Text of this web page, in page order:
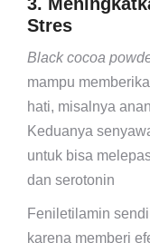
Stres
Black cocoa
mampu
hati, misalnya
Keduanya
untuk bisa
dan serotonin
Feniletilamin
karena memberi